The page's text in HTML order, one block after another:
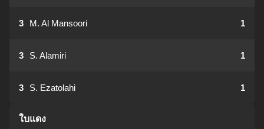
3 M. Al Mansoori 1
3 S. Alamiri 1
3 S. Ezatolahi 1
ใบแดง